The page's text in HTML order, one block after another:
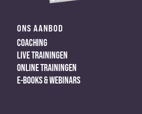
ONS AANBOD
COACHING
LIVE TRAININGEN
ONLINE TRAININGEN
E-BOOKS & WEBINARS